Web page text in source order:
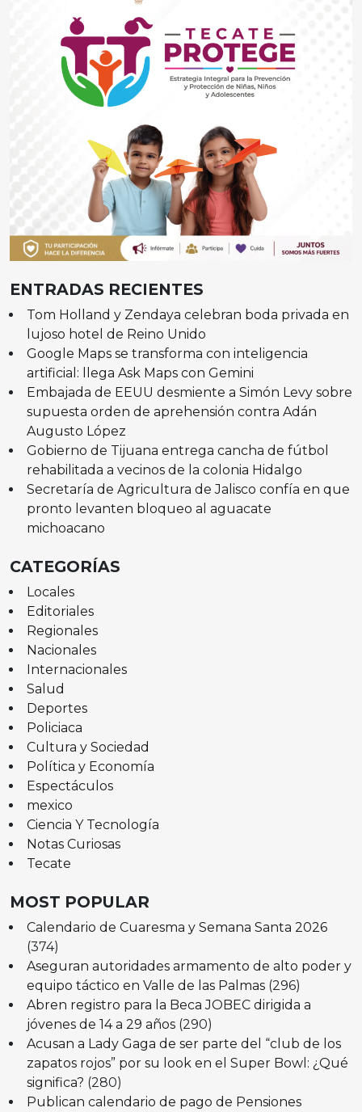
ENTRADAS RECIENTES
Tom Holland y Zendaya celebran boda privada en
lujoso hotel de Reino Unido
Google Maps se transforma con inteligencia
artificial: llega Ask Maps con Gemini
Embajada de EEUU desmiente a Simón Levy sobre
supuesta orden de aprehensión contra Adán
Augusto López
Gobierno de Tijuana entrega cancha de fútbol
rehabilitada a vecinos de la colonia Hidalgo
Secretaría de Agricultura de Jalisco confía en que
pronto levanten bloqueo al aguacate
michoacano
CATEGORÍAS
Locales
Editoriales
Regionales
Nacionales
Internacionales
Salud
Deportes
Policiaca
Cultura y Sociedad
Política y Economía
Espectáculos
mexico
Ciencia Y Tecnología
Notas Curiosas
Tecate
MOST POPULAR
Calendario de Cuaresma y Semana Santa 2026
(374)
Aseguran autoridades armamento de alto poder y
equipo táctico en Valle de las Palmas (296)
Abren registro para la Beca JOBEC dirigida a
jóvenes de 14 a 29 años (290)
Acusan a Lady Gaga de ser parte del “club de los
zapatos rojos” por su look en el Super Bowl: ¿Qué
significa? (280)
Publican calendario de pago de Pensiones